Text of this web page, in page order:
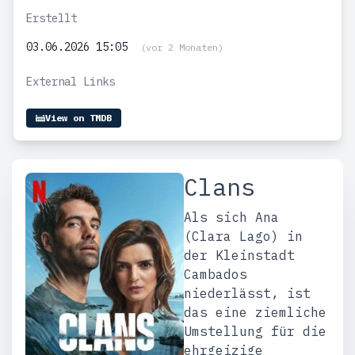
Erstellt
03.06.2026 15:05
(vor 2 Monaten)
External Links
View on TMDB
Clans
Als sich Ana
(Clara Lago) in
der Kleinstadt
Cambados
niederlässt, ist
das eine ziemliche
Umstellung für die
ehrgeizige